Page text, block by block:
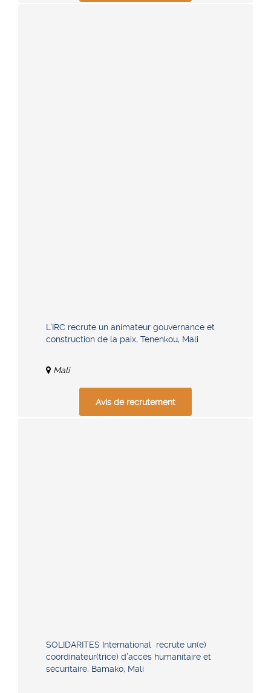
L’IRC recrute un animateur gouvernance et
construction de la paix, Tenenkou, Mali
Mali
Avis de recrutement
SOLIDARITES International recrute un(e)
coordinateur(trice) d’accès humanitaire et
sécuritaire, Bamako, Mali